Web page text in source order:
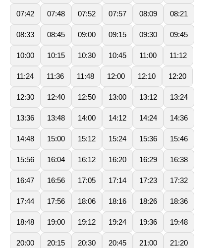
07:42 07:48 07:52 07:57 08:09 08:21
08:33 08:45 09:00 09:15 09:30 09:45
10:00 10:15 10:30 10:45 11:00 11:12
11:24 11:36 11:48 12:00 12:10 12:20
12:30 12:40 12:50 13:00 13:12 13:24
13:36 13:48 14:00 14:12 14:24 14:36
14:48 15:00 15:12 15:24 15:36 15:46
15:56 16:04 16:12 16:20 16:29 16:38
16:47 16:56 17:05 17:14 17:23 17:32
17:44 17:56 18:06 18:16 18:26 18:36
18:48 19:00 19:12 19:24 19:36 19:48
20:00 20:15 20:30 20:45 21:00 21:20